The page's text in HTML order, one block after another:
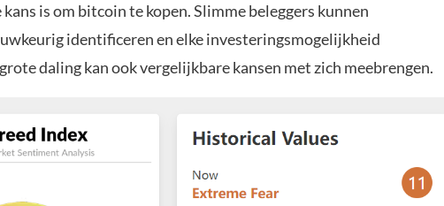
kans is om bitcoin te kopen. Slimme beleggers kunnen
identificeren en elke investeringsmogelijkheid
daling kan ook vergelijkbare kansen met zich meebrengen.